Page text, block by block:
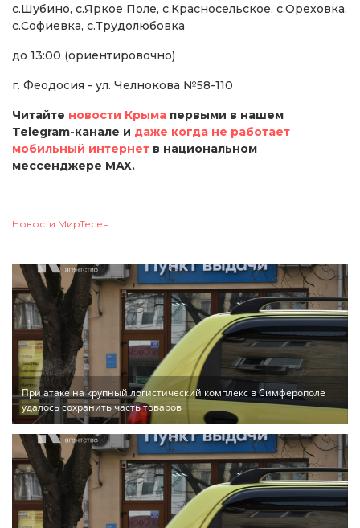
с.Шубино, с.Яркое Поле, с.Красносельское, с.Ореховка,
с.Софиевка, с.Трудолюбовка
до 13:00 (ориентировочно)
г. Феодосия - ул. Челнокова №58-110
Читайте новости Крыма первыми в нашем
Telegram-канале и даже когда не работает
мобильный интернет в национальном
мессенджере MAX.
Новости МирТесен
При атаке на крупный логистический комплекс в Симферополе
удалось сохранить часть товаров